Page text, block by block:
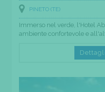
PINETO (TE)
Immerso nel verde, l'Hotel
ambiente confortevole e